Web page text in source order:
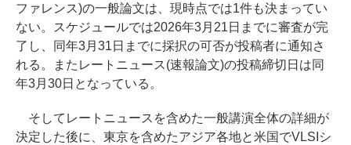
ファレンス)の一般論文は、現時点では1件も決まってい
ない。スケジュールでは2026年3月21日までに審査が完
了し、同年3月31日までに採択の可否が投稿者に通知さ
れる。またレートニュース(速報論文)の投稿締切日は同
年3月30日となっている。
そしてレートニュースを含めた一般講演全体の詳細が
決定した後に、東京を含めたアジア各地と米国でVLSIシ